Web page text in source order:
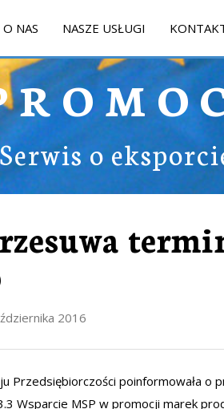
O NAS NASZE USŁUGI
Serwis o
2016
Przedsiębiorczości poinformowała o
Wsparcie MSP w promocji marek